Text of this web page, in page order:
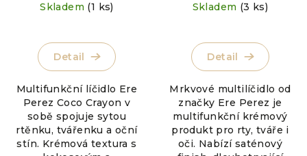
Skladem (1 ks)
Detail
Multifunkční líčidlo Ere
Perez Coco Crayon v
sobě spojuje sytou
rtěnku, tvářenku a oční
stín. Krémová textura s
Skladem (3 ks)
Detail
Mrkvové multilíčidlo od
značky Ere Perez je
multifunkční krémový
produkt pro rty, tváře i
oči. Nabízí saténový